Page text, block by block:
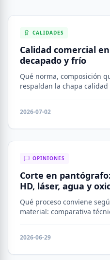
CALIDADES
Calidad comercial
decapado y frío
Qué norma, composición
respaldan la chapa
2026-07-02
OPINIONES
Corte en
HD, láser, agua y
Qué proceso conviene
material: comparativa
2026-06-29